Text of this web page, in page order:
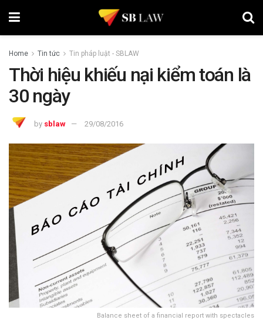
Home Tin tức Tin pháp luật - SBLAW
Thời hiệu khiếu nại kiểm toán là
30 ngày
by sblaw 29/08/2016
Balance sheet of a financial report with spectacles